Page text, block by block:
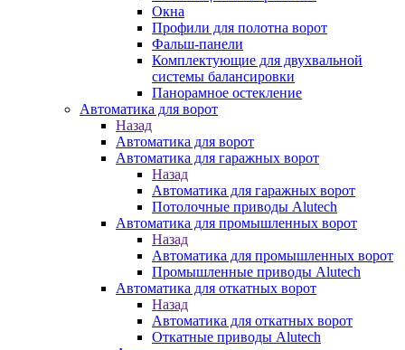
Окна
Профили для полотна ворот
Фальш-панели
Комплектующие для двухвальной
системы балансировки
Панорамное остекление
Автоматика для ворот
Назад
Автоматика для ворот
Автоматика для гаражных ворот
Назад
Автоматика для гаражных ворот
Потолочные приводы Alutech
Автоматика для промышленных ворот
Назад
Автоматика для промышленных ворот
Промышленные приводы Alutech
Автоматика для откатных ворот
Назад
Автоматика для откатных ворот
Откатные приводы Alutech